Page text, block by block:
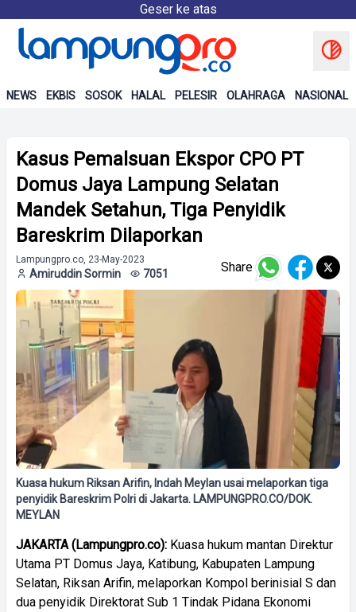
Geser ke atas
NEWS EKBIS SOSOK HALAL PELESIR OLAHRAGA NASIONAL
Kasus Pemalsuan Ekspor CPO PT
Domus Jaya Lampung Selatan
Mandek Setahun, Tiga Penyidik
Bareskrim Dilaporkan
Lampungpro.co, 23-May-2023
Amiruddin Sormin 7051 Share
Kuasa hukum Riksan Arifin, Indah Meylan usai melaporkan tiga
penyidik Bareskrim Polri di Jakarta. LAMPUNGPRO.CO/DOK.
MEYLAN
JAKARTA (Lampungpro.co): Kuasa hukum mantan Direktur
Utama PT Domus Jaya, Katibung, Kabupaten Lampung
Selatan, Riksan Arifin, melaporkan Kompol berinisial S dan
dua penyidik Direktorat Sub 1 Tindak Pidana Ekonomi